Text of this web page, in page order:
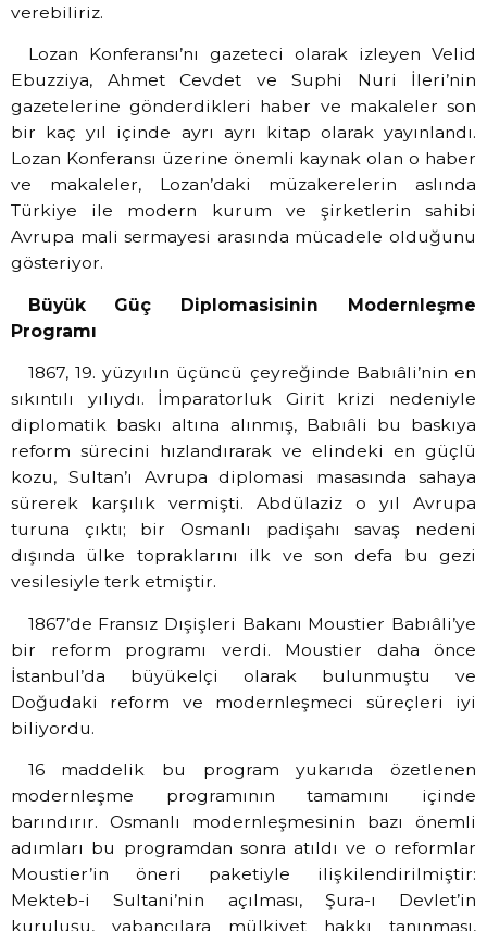
verebiliriz.
Lozan Konferansı’nı gazeteci olarak izleyen Velid
Ebuzziya, Ahmet Cevdet ve Suphi Nuri İleri’nin
gazetelerine gönderdikleri haber ve makaleler son
bir kaç yıl içinde ayrı ayrı kitap olarak yayınlandı.
Lozan Konferansı üzerine önemli kaynak olan o haber
ve makaleler, Lozan’daki müzakerelerin aslında
Türkiye ile modern kurum ve şirketlerin sahibi
Avrupa mali sermayesi arasında mücadele olduğunu
gösteriyor.
Büyük Güç Diplomasisinin Modernleşme
Programı
1867, 19. yüzyılın üçüncü çeyreğinde Babıâli’nin en
sıkıntılı yılıydı. İmparatorluk Girit krizi nedeniyle
diplomatik baskı altına alınmış, Babıâli bu baskıya
reform sürecini hızlandırarak ve elindeki en güçlü
kozu, Sultan’ı Avrupa diplomasi masasında sahaya
sürerek karşılık vermişti. Abdülaziz o yıl Avrupa
turuna çıktı; bir Osmanlı padişahı savaş nedeni
dışında ülke topraklarını ilk ve son defa bu gezi
vesilesiyle terk etmiştir.
1867’de Fransız Dışişleri Bakanı Moustier Babıâli’ye
bir reform programı verdi. Moustier daha önce
İstanbul’da büyükelçi olarak bulunmuştu ve
Doğudaki reform ve modernleşmeci süreçleri iyi
biliyordu.
16 maddelik bu program yukarıda özetlenen
modernleşme programının tamamını içinde
barındırır. Osmanlı modernleşmesinin bazı önemli
adımları bu programdan sonra atıldı ve o reformlar
Moustier’in öneri paketiyle ilişkilendirilmiştir:
Mekteb-i Sultani’nin açılması, Şura-ı Devlet’in
kuruluşu, yabancılara mülkiyet hakkı tanınması,